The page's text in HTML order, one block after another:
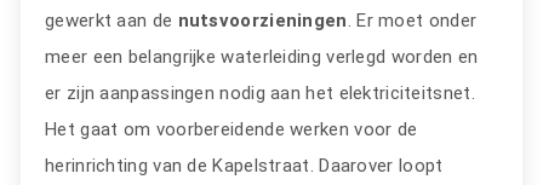
gewerkt aan de nutsvoorzieningen. Er moet onder
meer een belangrijke waterleiding verlegd worden en
er zijn aanpassingen nodig aan het elektriciteitsnet.
Het gaat om voorbereidende werken voor de
herinrichting van de Kapelstraat. Daarover loopt